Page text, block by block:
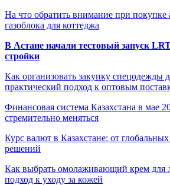
На что обратить внимание при покупке
газоблока для коттеджа
В Астане начали тестовый запуск
стройки
Как организовать закупку спецодежды
практический подход к оптовым
Финансовая система Казахстана в мае
стремительно меняться
Курс валют в Казахстане: от
решений
Как выбрать омолаживающий крем для
подход к уходу за кожей